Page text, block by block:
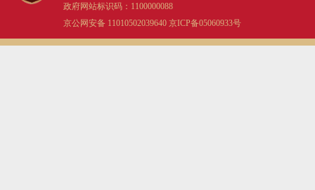
政府网站标识码：1100000088
京公网安备 11010502039640 京ICP备05060933号